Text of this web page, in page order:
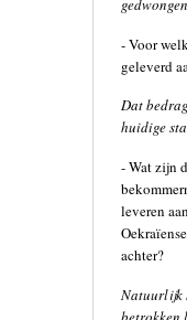
- Voor
geleverd
Dat
huidige
- Wat zijn
leveren
achter?
Natuurlijk